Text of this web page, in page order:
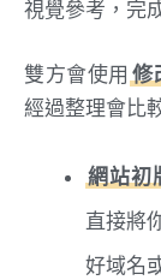
視覺參考，完
雙方會使用 修
經過整理會比
網站初
直接將
好域名